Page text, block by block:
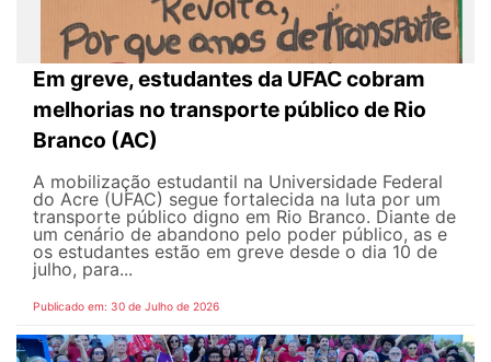
Em greve, estudantes da UFAC cobram
melhorias no transporte público de Rio
Branco (AC)
A mobilização estudantil na Universidade Federal
do Acre (UFAC) segue fortalecida na luta por um
transporte público digno em Rio Branco. Diante de
um cenário de abandono pelo poder público, as e
os estudantes estão em greve desde o dia 10 de
julho, para...
Publicado em: 30 de Julho de 2026